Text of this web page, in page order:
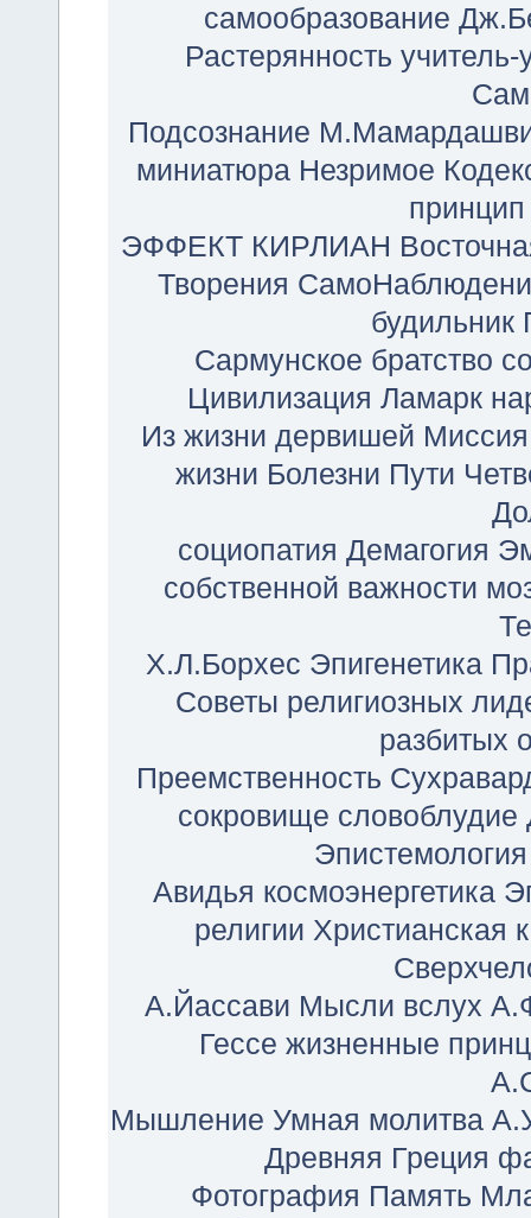
самообразование
Растерянность учитель-
Подсознание
миниатюра Незримое
принцип
ЭФФЕКТ КИРЛИАН
Творения
будильник
Сармунское братство
Цивилизация Ламарк
Из жизни дервишей
жизни Болезни Пути
социопатия Демагогия
собственной важности
Х.Л.Борхес Эпигенетика
Советы религиозных
разбитых
Преемственность
сокровище словоблудие
Эпистемология
Авидья космоэнергетика
религии Христианская
А.Йассави Мысли вслух
Гессе жизненные
Мышление Умная молитва
Древняя Греция
Фотография Память